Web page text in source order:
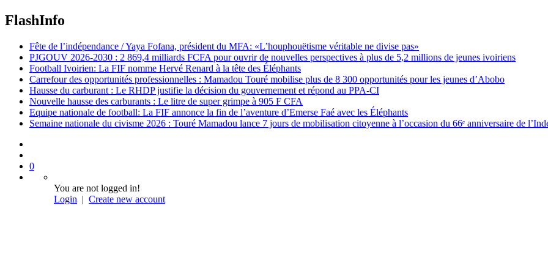
FlashInfo
Fête de l’indépendance / Yaya Fofana, président du MFA: «L’houphouëtisme véritable ne divise pas»
PJGOUV 2026-2030 : 2 869,4 milliards FCFA pour ouvrir de nouvelles perspectives à plus de 5,2 millions de jeunes ivoiriens
Football Ivoirien: La FIF nomme Hervé Renard à la tête des Éléphants
Carrefour des opportunités professionnelles : Mamadou Touré mobilise plus de 8 300 opportunités pour les jeunes d’Abobo
Hausse du carburant : Le RHDP justifie la décision du gouvernement et répond au PPA-CI
Nouvelle hausse des carburants : Le litre de super grimpe à 905 F CFA
Equipe nationale de football: La FIF annonce la fin de l’aventure d’Emerse Faé avec les Éléphants
Semaine nationale du civisme 2026 : Touré Mamadou lance 7 jours de mobilisation citoyenne à l’occasion du 66ᵉ anniversaire de
0
You are not logged in!
Login | Create new account